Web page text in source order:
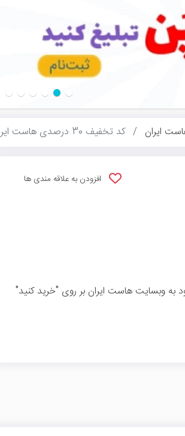
ایران کد تخفیف 30 درصدی هاست ایران
افزودن به علاقه مندی ها
وبسایت هاست ایران بر روی "خرید کنید"